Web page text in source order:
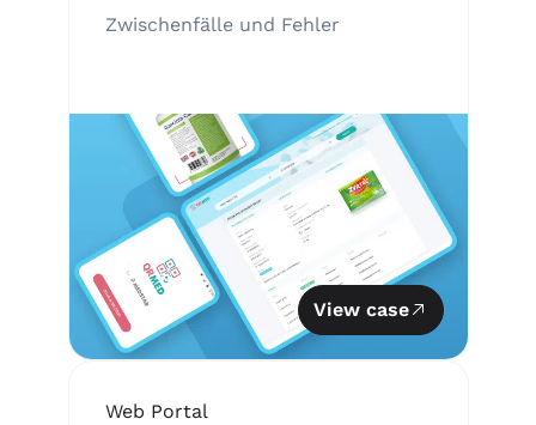
Zwischenfälle und Fehler
View case
Web Portal